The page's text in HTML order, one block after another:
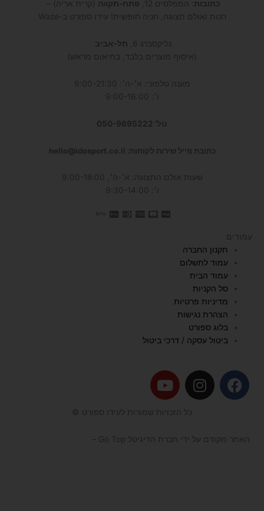
כתובות : המפלסים 12, פתח-תקווה (קרית אריה) –
חנות ואולם תצוגה, חניה חופשית! עידו ספורט ב-Waze
גליקסברג 6,
תל-אביב
(איסוף מוצרים בלבד, בתיאום מראש)
מענה טלפוני: א׳-ה׳: 9:00-21:30
טל' 050-9695222
כתובת מייל שירות לקוחות: hello@idosport.co.il
שעות אולם התצוגה: א׳-ה׳, 9:00-18:00
עמודים
תקנון החברה
עמוד לתשלום
עמוד הבית
סל הקניות
מדיניות פרטיות
הצהרת נגישות
בלוג ספורט
ביטול עסקה / דרכי ביטול
F
a
b
I
n
a
Y
o
u
u
כל הזכויות שמורות לעידו ספורט ©
האתר מקודם על ידי חברת הדיגיטל Go Top –